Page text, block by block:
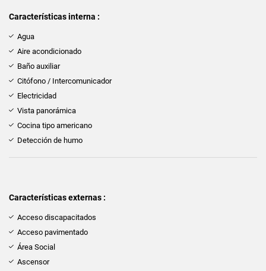
Características interna :
Agua
Aire acondicionado
Baño auxiliar
Citófono / Intercomunicador
Electricidad
Vista panorámica
Cocina tipo americano
Detección de humo
Características externas :
Acceso discapacitados
Acceso pavimentado
Área Social
Ascensor